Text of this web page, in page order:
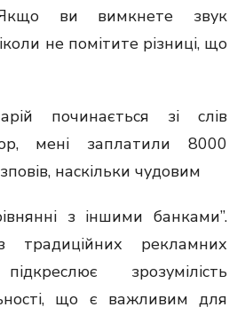
Якщо ви вимкнете звук
не помітите різниці, що
починається зі слів
мені заплатили 8000
наскільки чудовим
з іншими банками”.
традиційних рекламних
зрозумілість
що є важливим для